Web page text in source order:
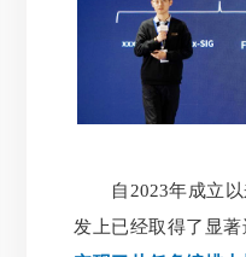
自2023年成立以
发上已经取得了显著